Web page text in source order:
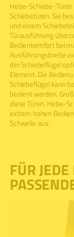
Hebe-Schiebe-
Schiebetüren. Sie
und einem
Türausführung
Bedienkomfort bei
Ausführungsbreite
der Schiebeflügel
Element. Die
Schiebeflügel kann
bedient werden.
diese Türen. Hebe-
extrem hohen
Schwelle aus.
FÜR